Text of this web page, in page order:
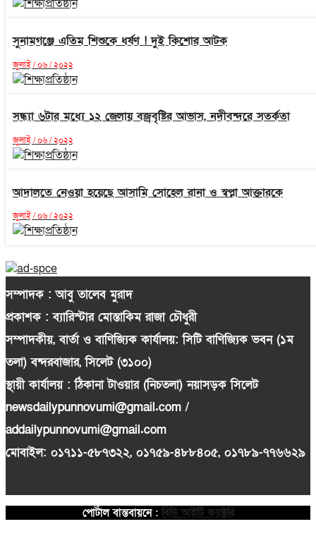
সুনামগঞ্জে এতিম শিশুকে ধর্ষণ ! দুই কিশোর আটক
জুলাই / ০৬ / ২০২২
সন্ধ্যা ৬টার মধ্যে ১২ জেলায় বজ্রবৃষ্টির আভাস, নদীবন্দরে সতর্কতা
জুলাই / ০৬ / ২০২২
আদালতে নেওয়া হয়েছে আসামি সোহেল রানা ও স্বপ্না আক্তারকে
জুলাই / ০৬ / ২০২২
সম্পাদক : আবু তালেব মুরাদ
প্রকাশক : ব্যারিস্টার মোস্তাকিম রাজা চৌধুরী
সম্পাদকীয়, বার্তা ও বাণিজ্যিক কার্যালয়: সিটি বাণিজ্যিক ভবন (১ম
তলা) বন্দরবাজার, সিলেট (৩১০০)
স্থায়ী কার্যালয় : ঠিকানা টাওয়ার (নিচতলা) নয়াসড়ক সিলেট
newsdailypunnovumi@gmail.com /
addailypunnovumi@gmail.com
মোবাইল: ০১৭১১-৫৮৭৩২২, ০১৭৫৯-৪৮৮৪০৫, ০১৭৮৯-৭৭৬৬২৯
পোর্টাল বাস্তবায়নে :বিডি আইটি ফ্যাক্টরি